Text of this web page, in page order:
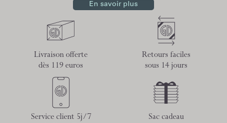
En savoir plus
Livraison offerte
dès 119 euros
Retours faciles
sous 14 jours
Service client 5j/7
Sac cadeau